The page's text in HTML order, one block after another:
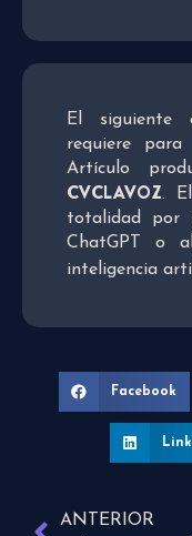
El siguiente
requiere
Artículo
CVCLAVOZ.
totalidad por
ChatGPT o
inteligencia
Facebook
ANTERIOR